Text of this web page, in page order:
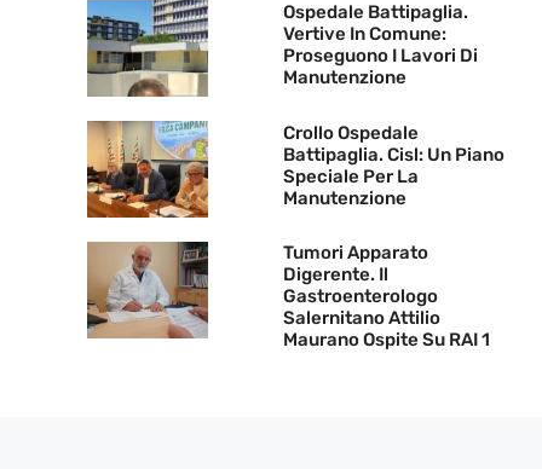
Ospedale Battipaglia.
Vertive In Comune:
Proseguono I Lavori Di
Manutenzione
Crollo Ospedale
Battipaglia. Cisl: Un Piano
Speciale Per La
Manutenzione
Tumori Apparato
Digerente. Il
Gastroenterologo
Salernitano Attilio
Maurano Ospite Su RAI 1